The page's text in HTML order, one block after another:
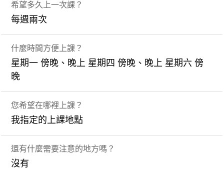
希望多久上一次課？
每週兩次
什麼時間方便上課？
星期一 傍晚、晚上 星期四 傍晚、晚上 星期六 傍
晚
您希望在哪裡上課？
我指定的上課地點
還有什麼需要注意的地方嗎？
沒有